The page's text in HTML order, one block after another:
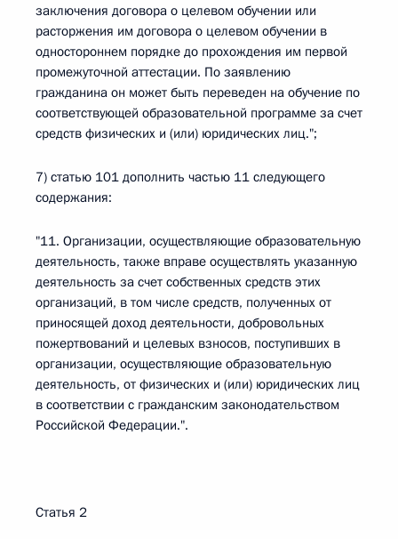
заключения договора о целевом обучении или
расторжения им договора о целевом обучении в
одностороннем порядке до прохождения им первой
промежуточной аттестации. По заявлению
гражданина он может быть переведен на обучение по
соответствующей образовательной программе за счет
средств физических и (или) юридических лиц.";
7) статью 101 дополнить частью 11 следующего
содержания:
"11. Организации, осуществляющие образовательную
деятельность, также вправе осуществлять указанную
деятельность за счет собственных средств этих
организаций, в том числе средств, полученных от
приносящей доход деятельности, добровольных
пожертвований и целевых взносов, поступивших в
организации, осуществляющие образовательную
деятельность, от физических и (или) юридических лиц
в соответствии с гражданским законодательством
Российской Федерации.".
Статья 2